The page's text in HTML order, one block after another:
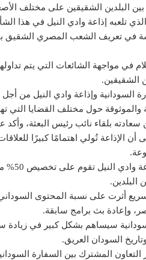
البلدين الشقيقين على مختلف
الذي تلعبه إذاعة وادي النيل في
في تعريف الشعب المصري الشقيق
في مواجهة الشائعات التي يتم
الشقيقين.
السودانية وإذاعة وادي النيل من
حول مختلف القضايا التي
بلقاء نائب رئيس البعثة، وأكد
الإذاعة تُولي اهتمامًا كبيرًا
البلدين.
أثرت على نسبة المحتوى
وإعادة بث برامج سابقة.
سيساهم بشكل كبير في
السودان العريق.
التعاون المشترك بين السفارة